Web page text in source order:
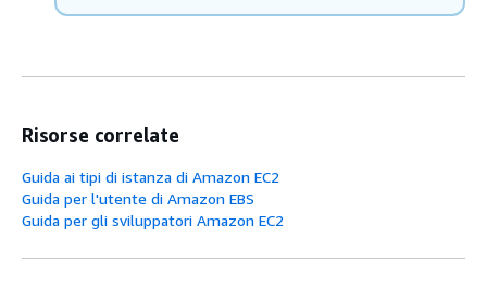
Risorse correlate
Guida ai tipi di istanza di Amazon EC2
Guida per l'utente di Amazon EBS
Guida per gli sviluppatori Amazon EC2